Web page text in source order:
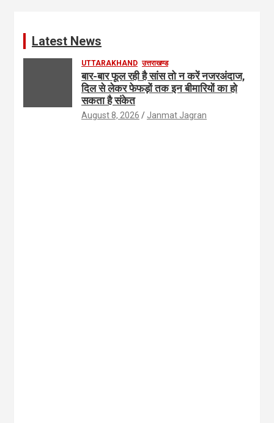
Latest News
UTTARAKHAND उत्तराखण्ड
बार-बार फूल रही है सांस तो न करें नजरअंदाज,
दिल से लेकर फेफड़ों तक इन बीमारियों का हो
सकता है संकेत
August 8, 2026 Janmat Jagran